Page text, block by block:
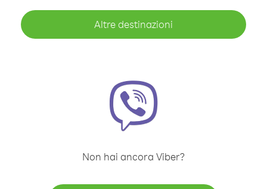
Altre destinazioni
Non hai ancora Viber?